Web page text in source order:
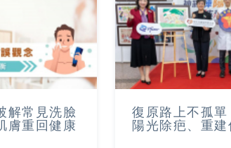
解常見洗臉
膚重回健康
復原路上不孤
陽光除疤、重建